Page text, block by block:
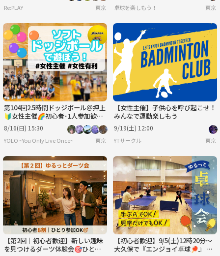
Re:PLAY 東京 卓球を楽しもう！ 東京
第104回2.5時間ドッジボール＠押上
🔰女性主催🌈初心者･1人参加歓迎
│国際交流🉑
8/16(日) 15:30
YOLO ~You Only Live Once~ 東京
【女性主催】子供心を呼び起こせ！
みんなで運動楽しもう
9/19(土) 12:00
YTサークル 東京
【第2回｜初心者歓迎】新しい趣味
を見つけるダーツ体験会🎯ひとり
【初心者歓迎】9/5(土)12時20分〜
大久保で『エンジョイ卓球🏓』 ゲ